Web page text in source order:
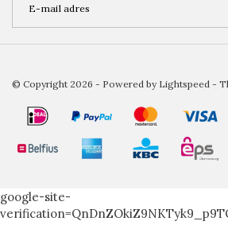
© Copyright 2026 - Powered by Lightspeed -
google-site-